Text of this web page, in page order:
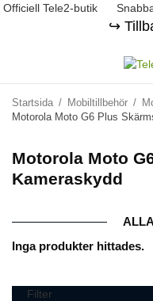
Officiell Tele2-butik
↪️
Startsida / Mobiltillbehör /
Motorola Moto G6 Plus
Motorola Moto
Kameraskydd
Inga produkter hittades.
Filter